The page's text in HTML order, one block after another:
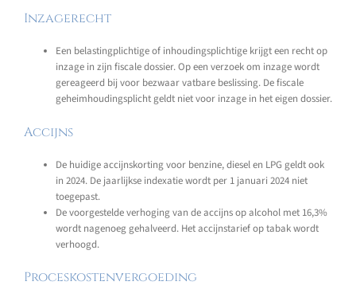
Inzagerecht
Een belastingplichtige of inhoudingsplichtige krijgt een recht op
inzage in zijn fiscale dossier. Op een verzoek om inzage wordt
gereageerd bij voor bezwaar vatbare beslissing. De fiscale
geheimhoudingsplicht geldt niet voor inzage in het eigen dossier.
Accijns
De huidige accijnskorting voor benzine, diesel en LPG geldt ook
in 2024. De jaarlijkse indexatie wordt per 1 januari 2024 niet
toegepast.
De voorgestelde verhoging van de accijns op alcohol met 16,3%
wordt nagenoeg gehalveerd. Het accijnstarief op tabak wordt
verhoogd.
Proceskostenvergoeding